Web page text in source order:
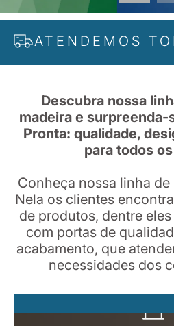
TODO O
Descubra nossa
madeira e surpreenda-
Pronta: qualidade,
para todos
Conheça nossa linha
Nela os clientes
de produtos, dentre
com portas de
acabamento, que
necessidades dos